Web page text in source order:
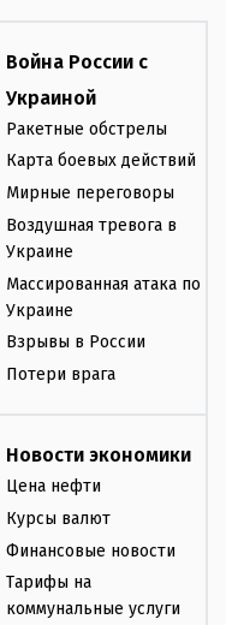
Война России с
Украиной
Ракетные обстрелы
Карта боевых действий
Мирные переговоры
Воздушная тревога в
Украине
Массированная атака по
Украине
Взрывы в России
Потери врага
Новости экономики
Цена нефти
Курсы валют
Финансовые новости
Тарифы на
коммунальные услуги